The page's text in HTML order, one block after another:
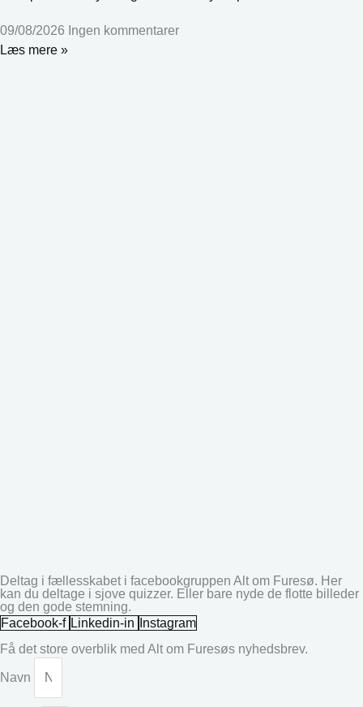
09/08/2026 Ingen kommentarer
Læs mere »
Deltag i fællesskabet i facebookgruppen Alt om Furesø. Her
kan du deltage i sjove quizzer. Eller bare nyde de flotte billeder
og den gode stemning.
Facebook-f Linkedin-in
Instagram
Få det store overblik med Alt om Furesøs nyhedsbrev.
Navn